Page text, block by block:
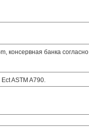
консервная банка согласно
ASTM A790.